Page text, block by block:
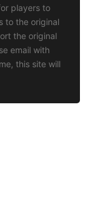
players to
to the original
the original
email with
, this site will